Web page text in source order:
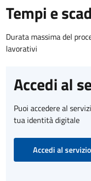
Tempi e
Durata massima del
lavorativi
Accedi al
Puoi accedere al
tua identità digitale
Accedi al servizio